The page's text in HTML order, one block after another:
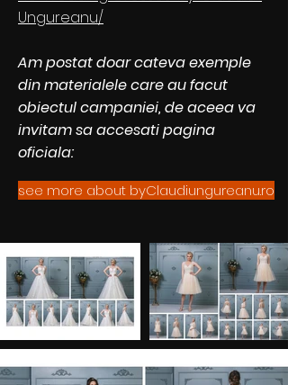
Ungureanu/
Am postat doar cateva exemple
din materialele care au facut
obiectul campaniei, de aceea va
invitam sa accesati pagina
oficiala:
see more about byClaudiungureanu.ro